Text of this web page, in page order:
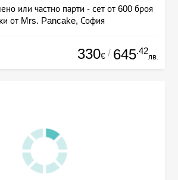
или частно парти - сет от 600 броя
от Mrs. Pancake, София
330€ / 645.42
лв.